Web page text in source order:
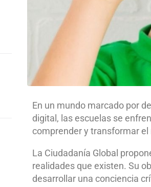
En un mundo marcado por
digital, las escuelas se
comprender y transformar el
La Ciudadanía Global
realidades que existen. Su
desarrollar una conciencia